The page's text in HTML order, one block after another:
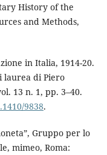
History of the
and Methods,
in Italia, 1914-20.
laurea di Piero
13 n. 1, pp. 3–40.
9838.
Gruppo per lo
mimeo, Roma: